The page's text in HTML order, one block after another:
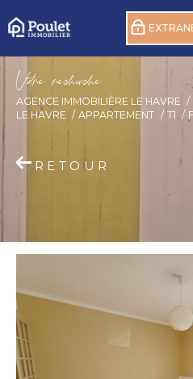
Vore recece
AGENCE IMMOBILIÈRE LE HAVRE
LE HAVRE
APPARTEMENT T1
RETOUR